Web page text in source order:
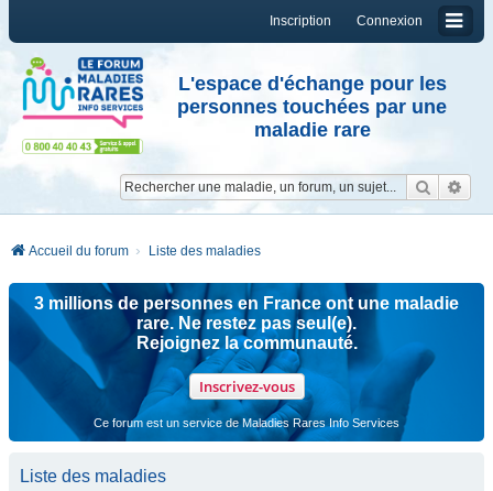
Connexion
Inscription
L'espace d'échange pour les
personnes touchées par une
maladie rare
Accueil du forum Liste des maladies
3 millions de personnes en France ont une maladie
rare. Ne restez pas seul(e).
Rejoignez la communauté.
Inscrivez-vous
Ce forum est un service de Maladies Rares Info Services
Liste des maladies